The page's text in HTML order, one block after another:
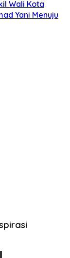
Wali Kota
Yani Menuju